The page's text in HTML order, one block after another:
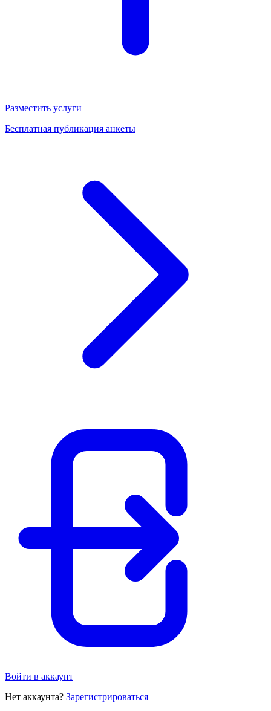
Разместить услуги
Бесплатная публикация анкеты
Войти в аккаунт
Нет аккаунта? Зарегистрироваться